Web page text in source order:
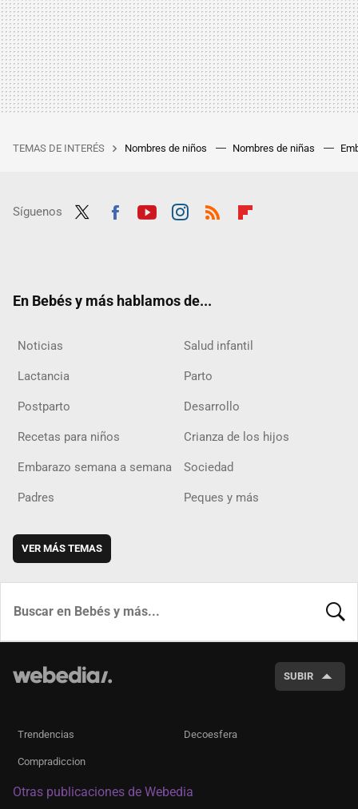
TEMAS DE INTERÉS Nombres de niños Nombres de niñas
Síguenos
En Bebés y más hablamos de...
Noticias Salud infantil
Lactancia Parto
Postparto Desarrollo
Recetas para niños Crianza de los hijos
Embarazo semana a semana Sociedad
Padres Peques y más
VER MÁS TEMAS
SUBIR
Trendencias Decoesfera
Compradiccion
Otras publicaciones de Webedia